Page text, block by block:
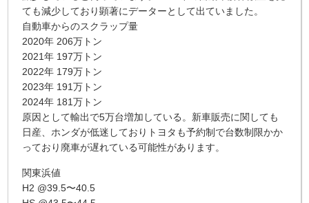
ても減少しており顕著にデーターとして出ていました。
自動車からのスクラップ量
2020年 206万トン
2021年 197万トン
2022年 179万トン
2023年 191万トン
2024年 181万トン
原因として輸出で5万台増加している。新車販売に関しても
日産、ホンダが低迷しておりトヨタも予約制で台数制限かか
っており廃車が遅れている可能性があります。
関東浜値
H2 @39.5〜40.5